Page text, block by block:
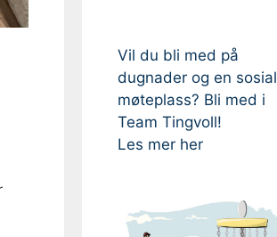
Vil du bli med på
dugnader og en sosial
møteplass? Bli med i
Team Tingvoll!
Les mer her